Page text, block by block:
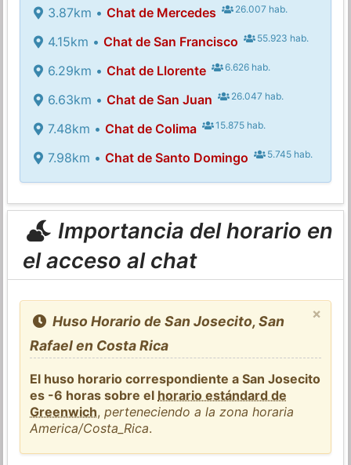
3.87km • Chat de Mercedes 26.007 hab.
4.15km • Chat de San Francisco 55.923 hab.
6.29km • Chat de Llorente 6.626 hab.
6.63km • Chat de San Juan 26.047 hab.
7.48km • Chat de Colima 15.875 hab.
7.98km • Chat de Santo Domingo 5.745 hab.
Importancia del horario en
el acceso al chat
×
Huso Horario de San Josecito, San
Rafael en Costa Rica
El huso horario correspondiente a San Josecito
es -6 horas sobre el horario estándard de
Greenwich,perteneciendo a la zona horaria
America/Costa_Rica.